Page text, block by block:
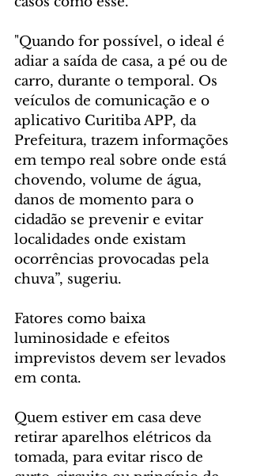
"Quando for possível, o ideal é
adiar a saída de casa, a pé ou de
carro, durante o temporal. Os
veículos de comunicação e o
aplicativo Curitiba APP, da
Prefeitura, trazem informações
em tempo real sobre onde está
chovendo, volume de água,
danos de momento para o
cidadão se prevenir e evitar
localidades onde existam
ocorrências provocadas pela
chuva”, sugeriu.
Fatores como baixa
luminosidade e efeitos
imprevistos devem ser levados
em conta.
Quem estiver em casa deve
retirar aparelhos elétricos da
tomada, para evitar risco de